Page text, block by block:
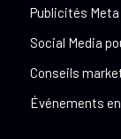
Publicités Meta
Social Media
Conseils
Événements